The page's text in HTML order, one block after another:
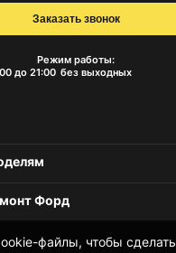
файлы, чтобы сделать
Режим работы:
до 21:00 без выходных
Заказать звонок
Форд